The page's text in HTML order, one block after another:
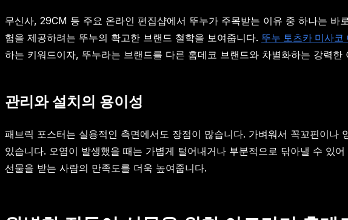
무신사, 29CM 등 주요 온라인 편집샵에서 뚜누가 주목받는 이유 중 하나는
험을 제공하려는 뚜누의 확고한 브랜드 철학을 보여줍니다. 뚜누 토츠카 미사코
하는 키워드이자, 뚜누라는 브랜드를 다른 홈데코 브랜드와 차별화하는 강력한
관리와 설치의 용이성
패브릭 포스터는 실용적인 측면에서도 장점이 많습니다. 가벼워서 꼭꼬핀이
있습니다. 오염이 발생했을 때는 가볍게 털어내거나 부분적으로 닦아낼 수 있
선물을 받는 사람의 만족도를 더욱 높여줍니다.